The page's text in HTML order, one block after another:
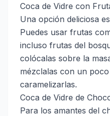
Coca de Vidre con
Una opción deliciosa
Puedes usar frutas
incluso frutas del
colócalas sobre la
mézclalas con un
caramelizarlas.
Coca de Vidre de
Para los amantes del